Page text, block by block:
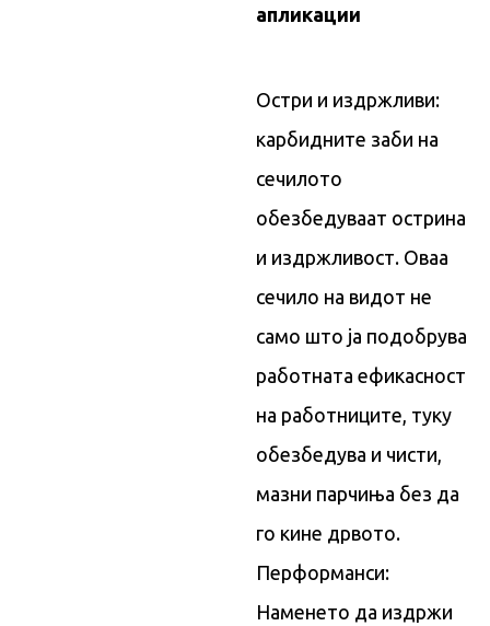
апликации
Остри и издржливи:
карбидните заби на
сечилото
обезбедуваат острина
и издржливост. Оваа
сечило на видот не
само што ја подобрува
работната ефикасност
на работниците, туку
обезбедува и чисти,
мазни парчиња без да
го кине дрвото.
Перформанси:
Наменето да издржи